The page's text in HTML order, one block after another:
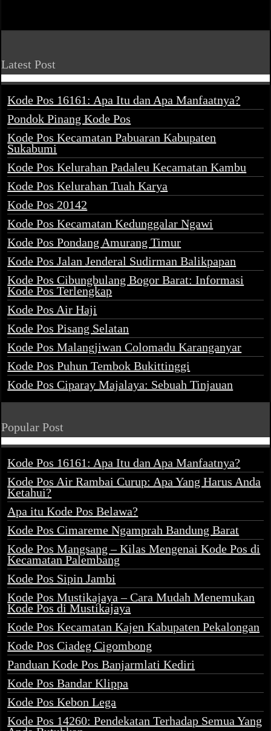
Latest Post
Kode Pos 16161: Apa Itu dan Apa Manfaatnya?
Pondok Pinang Kode Pos
Kode Pos Kecamatan Pabuaran Kabupaten
Sukabumi
Kode Pos Kelurahan Padaleu Kecamatan Kambu
Kode Pos Kelurahan Tuah Karya
Kode Pos 20142
Kode Pos Kecamatan Kedunggalar Ngawi
Kode Pos Pondang Amurang Timur
Kode Pos Jalan Jenderal Sudirman Balikpapan
Kode Pos Cibungbulang Bogor Barat: Informasi
Kode Pos Terlengkap
Kode Pos Air Haji
Kode Pos Pisang Selatan
Kode Pos Malangjiwan Colomadu Karanganyar
Kode Pos Puhun Tembok Bukittinggi
Kode Pos Ciparay Majalaya: Sebuah Tinjauan
Popular Post
Kode Pos 16161: Apa Itu dan Apa Manfaatnya?
Kode Pos Air Rambai Curup: Apa Yang Harus Anda
Ketahui?
Apa itu Kode Pos Belawa?
Kode Pos Cimareme Ngamprah Bandung Barat
Kode Pos Mangsang – Kilas Mengenai Kode Pos di
Kecamatan Palembang
Kode Pos Sipin Jambi
Kode Pos Mustikajaya – Cara Mudah Menemukan
Kode Pos di Mustikajaya
Kode Pos Kecamatan Kajen Kabupaten Pekalongan
Kode Pos Ciadeg Cigombong
Panduan Kode Pos Banjarmlati Kediri
Kode Pos Bandar Klippa
Kode Pos Kebon Lega
Kode Pos 14260: Pendekatan Terhadap Semua Yang